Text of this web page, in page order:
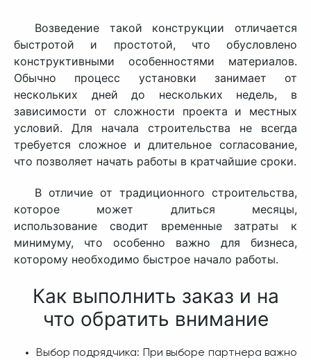
Возведение такой конструкции отличается
быстротой и простотой, что обусловлено
конструктивными особенностями материалов.
Обычно процесс установки занимает от
нескольких дней до нескольких недель, в
зависимости от сложности проекта и местных
условий. Для начала строительства не всегда
требуется сложное и длительное согласование,
что позволяет начать работы в кратчайшие сроки.
В отличие от традиционного строительства,
которое может длиться месяцы,
использование сводит временные затраты к
минимуму, что особенно важно для бизнеса,
которому необходимо быстрое начало работы.
Как выполнить заказ и на
что обратить внимание
Выбор подрядчика: При выборе партнера важно